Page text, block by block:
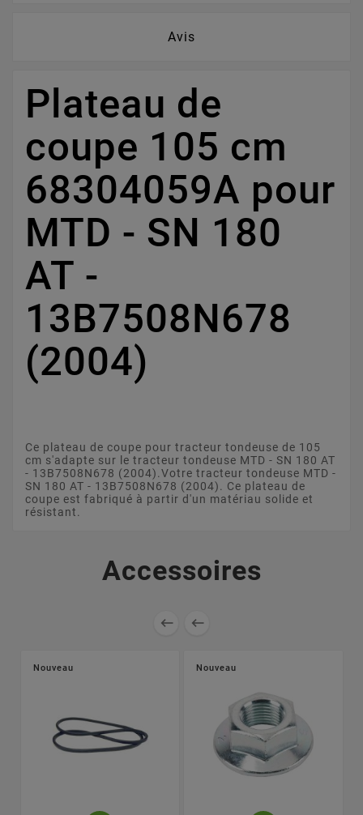
Avis
Plateau de
coupe 105 cm
68304059A pour
MTD - SN 180
AT -
13B7508N678
(2004)
Ce plateau de coupe pour tracteur tondeuse de 105
cm s'adapte sur le tracteur tondeuse MTD - SN 180 AT
- 13B7508N678 (2004).Votre tracteur tondeuse MTD -
SN 180 AT - 13B7508N678 (2004). Ce plateau de
coupe est fabriqué à partir d'un matériau solide et
résistant.
Accessoires
 
Nouveau Nouveau